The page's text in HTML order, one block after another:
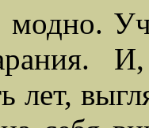
модно.
лет,